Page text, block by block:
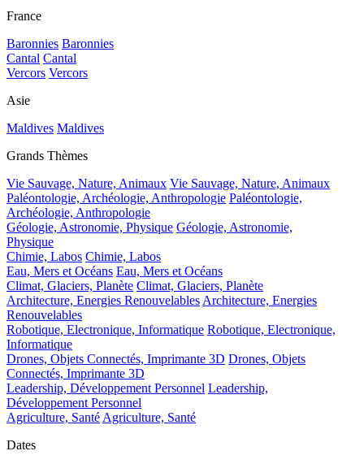
France
Baronnies Baronnies
Cantal Cantal
Vercors Vercors
Asie
Maldives Maldives
Grands Thèmes
Vie Sauvage, Nature, Animaux Vie Sauvage, Nature, Animaux
Paléontologie, Archéologie, Anthropologie Paléontologie,
Archéologie, Anthropologie
Géologie, Astronomie, Physique Géologie, Astronomie,
Physique
Chimie, Labos Chimie, Labos
Eau, Mers et Océans Eau, Mers et Océans
Climat, Glaciers, Planète Climat, Glaciers, Planète
Architecture, Energies Renouvelables Architecture, Energies
Renouvelables
Robotique, Electronique, Informatique Robotique, Electronique,
Informatique
Drones, Objets Connectés, Imprimante 3D Drones, Objets
Connectés, Imprimante 3D
Leadership, Développement Personnel Leadership,
Développement Personnel
Agriculture, Santé Agriculture, Santé
Dates